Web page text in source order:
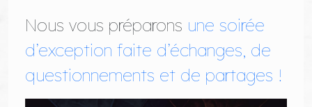
Nous vous préparons une soirée
d’exception faite d’échanges, de
questionnements et de partages !